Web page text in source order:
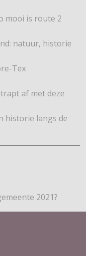
mooi is route 2
natuur, historie
Tex
af met deze
historie langs de
2021?